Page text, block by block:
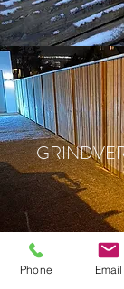
Phone Email